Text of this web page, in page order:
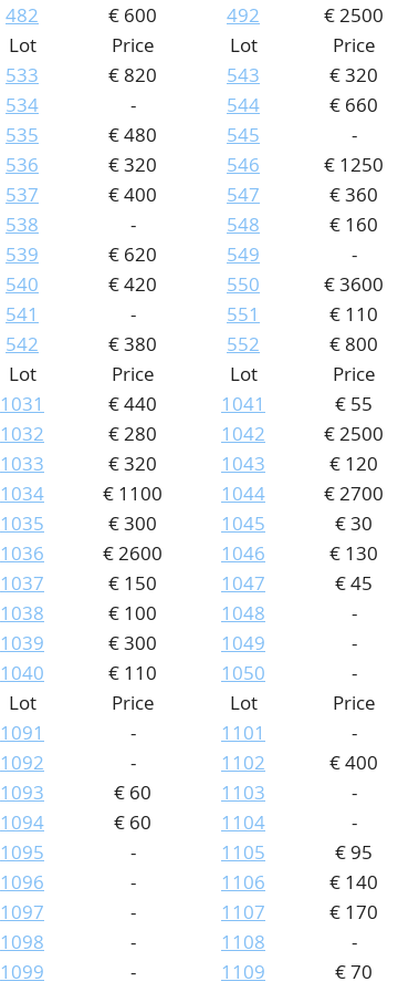
482 € 600 492 € 2500
Lot
Price
533
€ 820
534
-
535
€ 480
536
€ 320
537
€ 400
538
-
539
€ 620
540
€ 420
541
-
542
€ 380
Lot
Price
543
€ 320
544
€ 660
545
-
546
€ 1250
547
€ 360
548
€ 160
549
-
550
€ 3600
551
€ 110
552
€ 800
Lot
Price
1031
€ 440
1032
€ 280
1033
€ 320
1034
€ 1100
1035
€ 300
1036
€ 2600
1037
€ 150
1038
€ 100
1039
€ 300
1040
€ 110
Lot
Price
1041
€ 55
1042
€ 2500
1043
€ 120
1044
€ 2700
1045
€ 30
1046
€ 130
1047
€ 45
1048
-
1049
-
1050
-
Lot
Price
1091
-
1092
-
1093
€ 60
1094
€ 60
1095
-
1096
-
1097
-
1098
-
1099
-
Lot
Price
1101
-
1102
€ 400
1103
-
1104
-
1105
€ 95
1106
€ 140
1107
€ 170
1108
-
1109
€ 70